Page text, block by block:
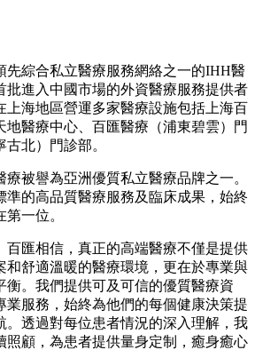
先綜合私立醫療服務網絡之一的IHH醫
批進入中國市場的外資醫療服務提供者
上海地區營運多家醫療設施包括上海百
地醫療中心、百匯醫療（浦東碧雲）門
北）門診部。
被譽為亞洲優質私立醫療品牌之一。
準的高品質醫療服務及臨床成果，始終
一位。
百匯相信，真正的高端醫療不僅是提供
和舒適溫暖的醫療環境，更在於專業與
衡。我們提供可及可信的優質醫療資
業服務，始終為他們的每個健康決策提
。透過對每位患者情況的深入理解，我
照顧，為患者提供量身定制，癒身癒心